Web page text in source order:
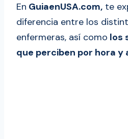
En GuiaenUSA.com, te
diferencia entre los
enfermeras, así como los
que perciben por hora y